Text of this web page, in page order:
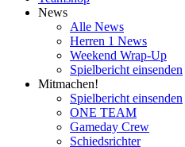
News
Alle News
Herren 1 News
Weekend Wrap-Up
Spielbericht einsenden
Mitmachen!
Spielbericht einsenden
ONE TEAM
Gameday Crew
Schiedsrichter